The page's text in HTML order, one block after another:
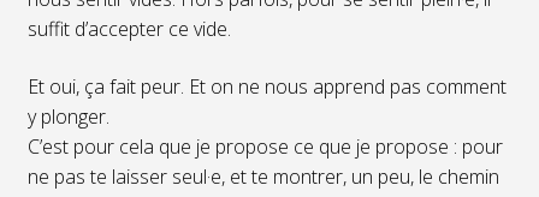
suffit d’accepter ce vide.
Et oui, ça fait peur. Et on ne nous apprend pas comment
y plonger.
C’est pour cela que je propose ce que je propose : pour
ne pas te laisser seul·e, et te montrer, un peu, le chemin